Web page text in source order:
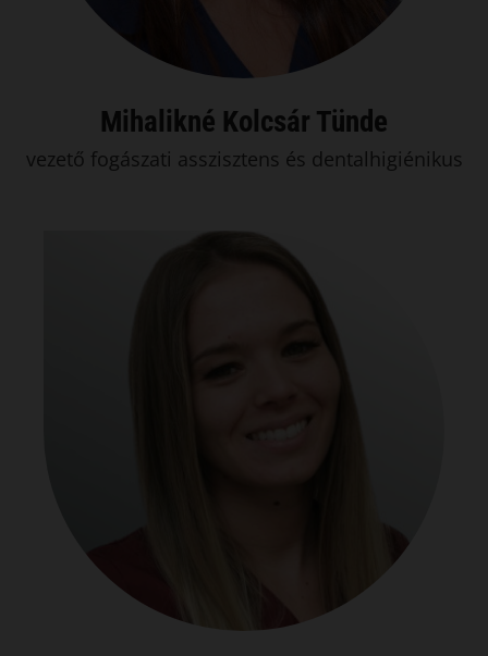
Mihalikné Kolcsár Tünde
vezető fogászati asszisztens és dentalhigiénikus